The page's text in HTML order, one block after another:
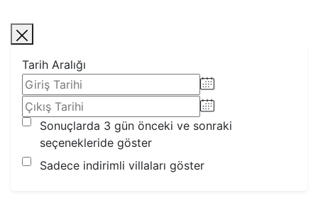
Tarih Aralığı
Sonuçlarda 3 gün önceki ve sonraki
seçenekleride göster
Sadece indirimli villaları göster